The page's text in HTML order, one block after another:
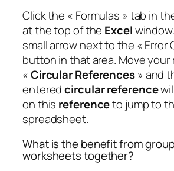
Click the « Formulas » tab in
at the top of the Excel
small arrow next to the « Error
button in that area. Move your
«Circular References» and
enteredcircular reference
on this referenceto jump to
spreadsheet.
What is the benefit from
worksheets together?